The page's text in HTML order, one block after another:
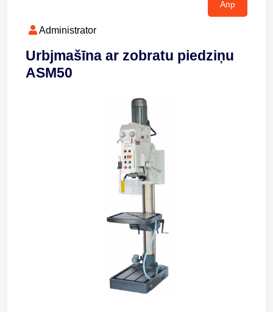
Апр
Administrator
Urbjmašīna ar zobratu piedziņu
ASM50